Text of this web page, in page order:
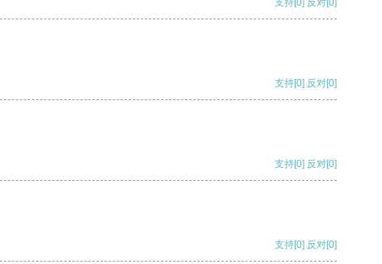
支持[0] 反对[0]
支持[0] 反对[0]
支持[0] 反对[0]
支持[0] 反对[0]